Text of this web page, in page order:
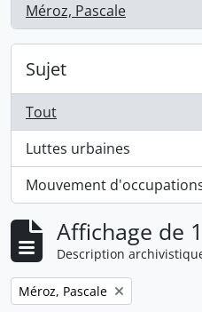
Méroz, Pascale
, 1 résultats
Sujet
Tout
Luttes urbaines
, 1 résultats
Mouvement
, 1 résultats
Affichage de
Description
Remove filter:
Méroz, Pascale